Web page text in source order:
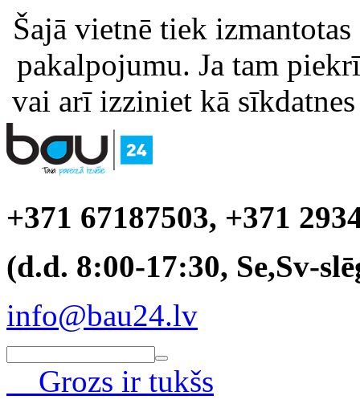
Šajā vietnē tiek
pakalpojumu. Ja tam
vai arī izziniet kā
+371 67187503, +371
(d.d. 8:00-17:30, Se,Sv-
info@bau24.lv
Grozs ir tukšs